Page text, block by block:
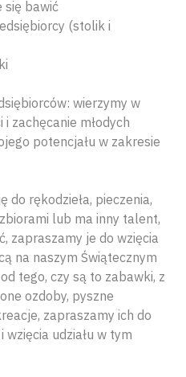
się bawić
(stolik i
wierzymy w
zachęcanie młodych
potencjału w zakresie
do rękodzieła, pieczenia,
lub ma inny talent,
zapraszamy je do wzięcia
na naszym Świątecznym
tego, czy są to zabawki, z
ozdoby, pyszne
zapraszamy ich do
wzięcia udziału w tym